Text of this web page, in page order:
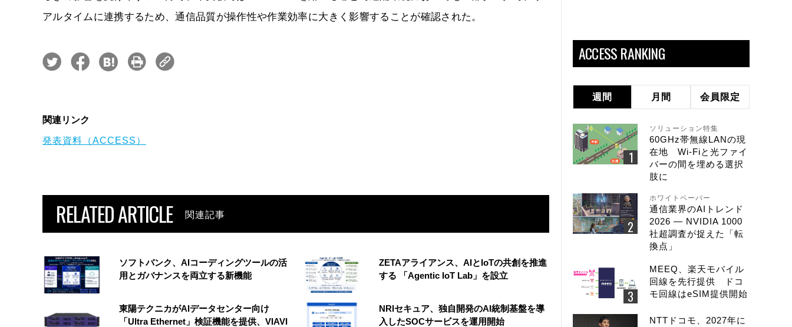
アルタイムに連携するため、通信品質が操作性や作業効率に大きく影響することが確認された。
関連リンク
発表資料（ACCESS）
RELATED ARTICLE 関連記事
ソフトバンク、AIコーディングツールの活
用とガバナンスを両立する新機能
ZETAアライアンス、AIとIoTの共創を推進
する 「Agentic IoT Lab」を設立
東陽テクニカがAIデータセンター向け
「Ultra Ethernet」検証機能を提供、VIAVI
NRIセキュア、独自開発のAI統制基盤を導
入したSOCサービスを運用開始
ACCESS RANKING
週間 月間 会員限定
ソリューション特集
60GHz帯無線LANの現
在地 Wi-Fiと光ファイ
バーの間を埋める選択
肢に
ホワイトペーパー
通信業界のAIトレンド
2026 ― NVIDIA 1000
社超調査が捉えた「転
換点」
MEEQ、楽天モバイル
回線を先行提供 ドコ
モ回線はeSIM提供開始
NTTドコモ、2027年に